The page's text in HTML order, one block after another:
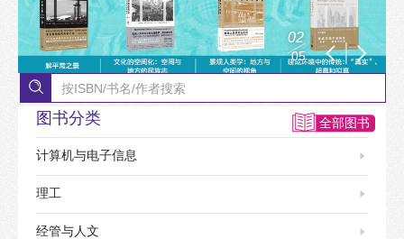
图书分类 全部图书
计算机与电子信息
理工
经管与人文
02
05